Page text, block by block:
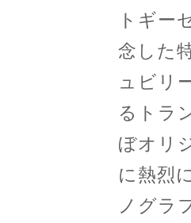
トギー
念した
ュビリ
るトラ
ぼオリ
に熱烈
ノグラ